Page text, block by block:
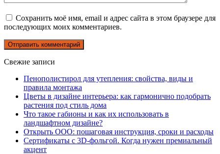
Сохранить моё имя, email и адрес сайта в этом браузере для
последующих моих комментариев.
Свежие записи
Пенополистирол для утепления: свойства, виды и
правила монтажа
Цветы в дизайне интерьера: как гармонично подобрать
растения под стиль дома
Что такое габионы и как их использовать в
ландшафтном дизайне?
Открыть ООО: пошаговая инструкция, сроки и расходы
Сертификаты с 3D-фольгой. Когда нужен премиальный
акцент